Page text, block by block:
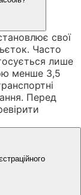
свої
Часто
лише
менше 3,5
Перед